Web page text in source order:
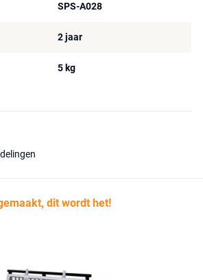
SPS-A028
2 jaar
5 kg
dit wordt het!